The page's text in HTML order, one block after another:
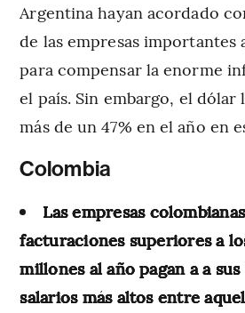
Argentina hayan acordado
de las empresas importantes
para compensar la enorme
el país. Sin embargo, el dólar
más de un 47% en el año en
Colombia
Las empresas
facturaciones superiores a
millones al año pagan a a
salarios más altos entre